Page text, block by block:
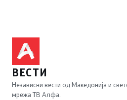
ВЕСТИ
Независни вести од Македонија и
мрежа ТВ Алфа.